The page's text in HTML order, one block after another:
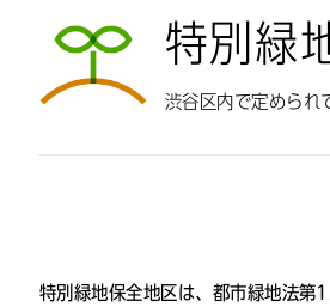
特別緑
渋谷区内で定められ
特別緑地保全地区は、都市緑地法第